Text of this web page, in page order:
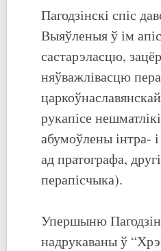
Пагодзінскі спіс
Выяўленыя ў ім
састарэласцю,
няўважлівасцю
рукапісе
абумоўлены інтра-
ад пратографа,
перапісчыка).
Упершыню
надрукаваны ў